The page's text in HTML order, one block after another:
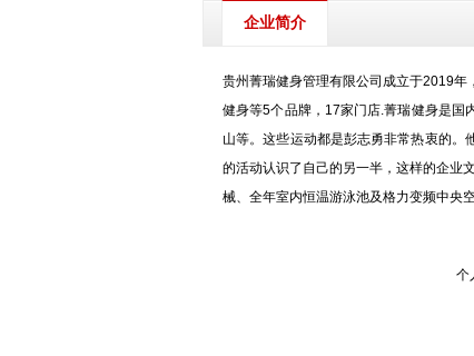
企业简介
贵州菁瑞健身管理有限公司成立于2019年
健身等5个品牌，17家门店.菁瑞健身是国
山等。这些运动都是彭志勇非常热衷的。
的活动认识了自己的另一半，这样的企业
械、全年室内恒温游泳池及格力变频中央
个